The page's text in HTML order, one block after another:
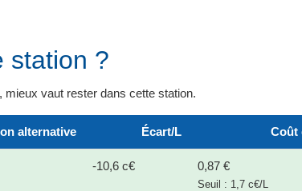
station ?
mieux vaut rester dans cette station.
alternative Écart/L Coût
-10,6 c€ 0,87 €
Seuil : 1,7 c€/L